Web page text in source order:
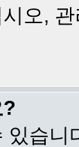
오,
있습